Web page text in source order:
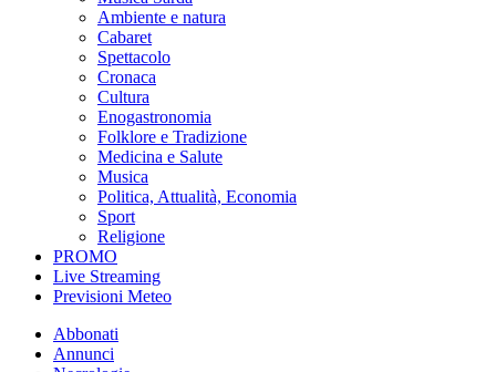
Ambiente e natura
Cabaret
Spettacolo
Cronaca
Cultura
Enogastronomia
Folklore e Tradizione
Medicina e Salute
Musica
Politica, Attualità, Economia
Sport
Religione
PROMO
Live Streaming
Previsioni Meteo
Abbonati
Annunci